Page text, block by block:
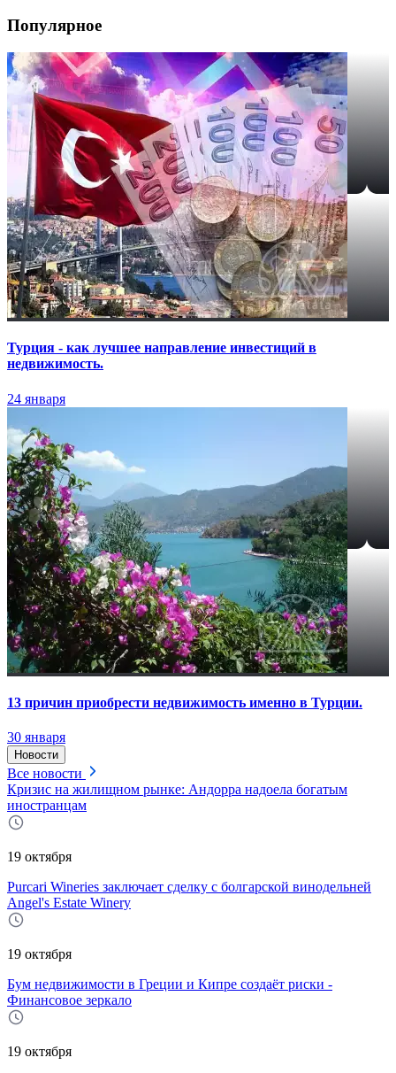
Популярное
Турция - как лучшее направление инвестиций в
недвижимость.
24 января
13 причин приобрести недвижимость именно в Турции.
30 января
Новости
Все новости
Кризис на жилищном рынке: Андорра надоела богатым
иностранцам
19 октября
Purcari Wineries заключает сделку с болгарской винодельней
Angel's Estate Winery
19 октября
Бум недвижимости в Греции и Кипре создаёт риски -
Финансовое зеркало
19 октября